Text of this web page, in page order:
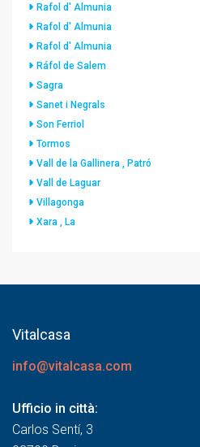
Rafol d' Almunia
Rafol d' Almunia
Rafol d' Almunia
Ráfol de Salem
Sagra
Sanet i Negrals
Son Ferriol
Tormos
Vall de la Gallinera , Patró
Vall de Laguar
Villagonga
Xara , La
Vitalcasa
info@vitalcasa.com
Ufficio in città:
Carlos Sentí, 3